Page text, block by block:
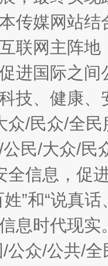
传媒网站
联网主阵
进国际之
技、健康
众/民众/全
民/大众/民
全信息，促
”和“说真
息时代现实
/公众/公共/